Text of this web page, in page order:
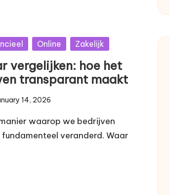
Online Zakelijk
vergelijken: hoe het
transparant maakt
14, 2026
waarop we bedrijven
veranderd. Waar